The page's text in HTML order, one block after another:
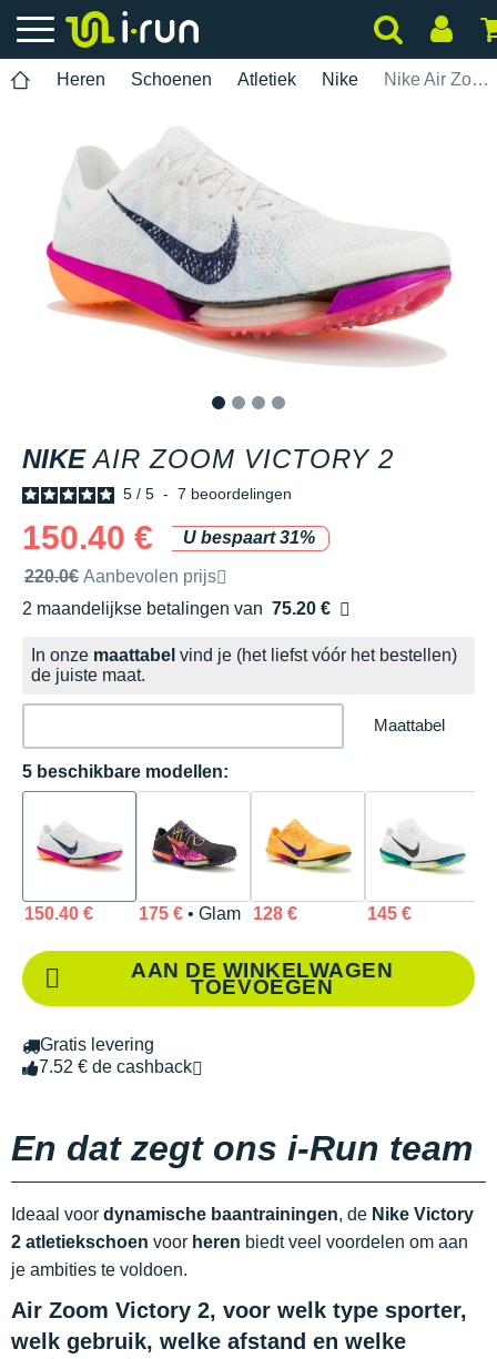
Heren Schoenen Atletiek Nike Nike Air Zoom Victory 2
NIKE AIR ZOOM VICTORY 2
5 / 5 - 7 beoordelingen
150.40 €
U bespaart 31%
Door het merk aanbevolen verkoopprijs
220.0€ Aanbevolen prijs
2 maandelijkse betalingen van 75.20 €
zonder kosten
In onze maattabel vind je (het liefst vóór het bestellen)
de juiste maat.
Maattabel
5 beschikbare modellen:
150.40 € 175 €• Glam 128 € 145 €
AAN DE WINKELWAGEN
TOEVOEGEN
Gratis levering
7.52 € de cashback
En dat zegt ons i-Run team
Ideaal voor dynamische baantrainingen, de Nike Victory
2 atletiekschoen voor heren biedt veel voordelen om aan
je ambities te voldoen.
Air Zoom Victory 2, voor welk type sporter,
welk gebruik, welke afstand en welke